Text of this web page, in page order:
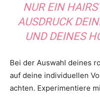
NUR EIN
AUSDRUCK
UND DEINES
Bei der Auswahl deines
auf deine individuellen
achten. Experimentiere